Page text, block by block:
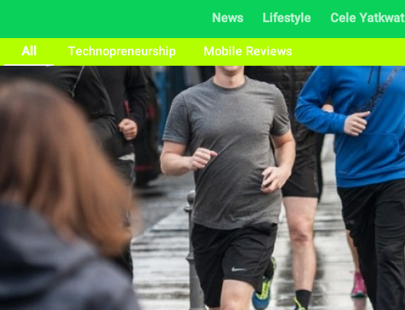
News Lifestyle Cele Yatkwat
All
Technopreneurship Mobile Reviews